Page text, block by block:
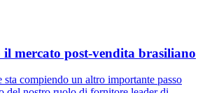
il mercato post-vendita brasiliano
compiendo un altro importante passo